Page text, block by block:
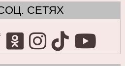
СЕТЯХ